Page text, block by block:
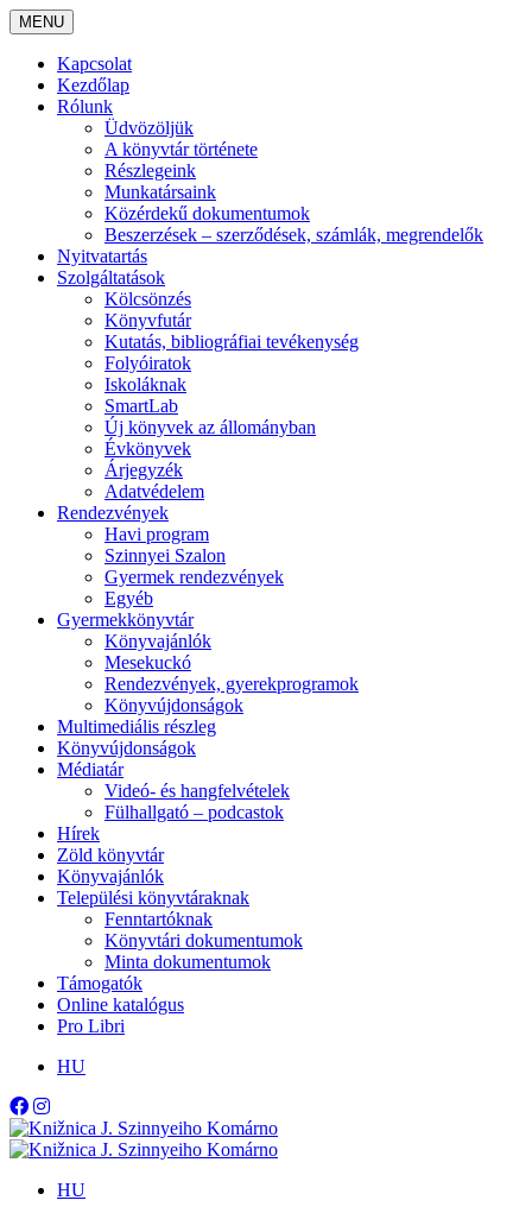
MENU
Kapcsolat
Kezdőlap
Rólunk
Üdvözöljük
A könyvtár története
Részlegeink
Munkatársaink
Közérdekű dokumentumok
Beszerzések – szerződések, számlák, megrendelők
Nyitvatartás
Szolgáltatások
Kölcsönzés
Könyvfutár
Kutatás, bibliográfiai tevékenység
Folyóiratok
Iskoláknak
SmartLab
Új könyvek az állományban
Évkönyvek
Árjegyzék
Adatvédelem
Rendezvények
Havi program
Szinnyei Szalon
Gyermek rendezvények
Egyéb
Gyermekkönyvtár
Könyvajánlók
Mesekuckó
Rendezvények, gyerekprogramok
Könyvújdonságok
Multimediális részleg
Könyvújdonságok
Médiatár
Videó- és hangfelvételek
Fülhallgató – podcastok
Hírek
Zöld könyvtár
Könyvajánlók
Települési könyvtáraknak
Fenntartóknak
Könyvtári dokumentumok
Minta dokumentumok
Támogatók
Online katalógus
Pro Libri
HU
HU